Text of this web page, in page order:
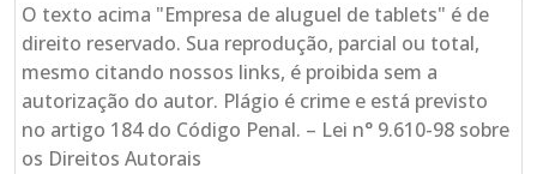
O texto acima "Empresa de aluguel de tablets" é de
direito reservado. Sua reprodução, parcial ou total,
mesmo citando nossos links, é proibida sem a
autorização do autor. Plágio é crime e está previsto
no artigo 184 do Código Penal. – Lei n° 9.610-98 sobre
os Direitos Autorais